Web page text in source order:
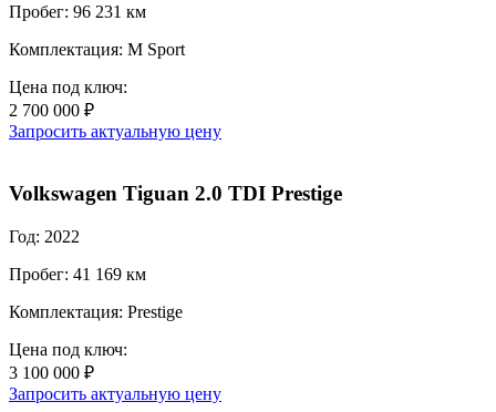
Пробег: 96 231 км
Комплектация: M Sport
Цена под ключ:
2 700 000 ₽
Запросить актуальную цену
Volkswagen Tiguan 2.0 TDI Prestige
Год: 2022
Пробег: 41 169 км
Комплектация: Prestige
Цена под ключ:
3 100 000 ₽
Запросить актуальную цену